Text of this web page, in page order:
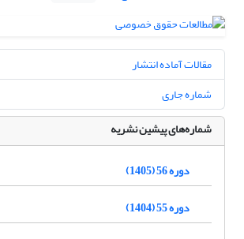
مقالات آماده انتشار
شماره جاری
شماره‌های پیشین نشریه
دوره 56 (1405)
دوره 55 (1404)